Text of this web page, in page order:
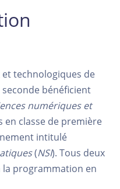
et technologiques de
seconde bénéficient
numériques et
en classe de première
intitulé
(NSI). Tous deux
programmation en